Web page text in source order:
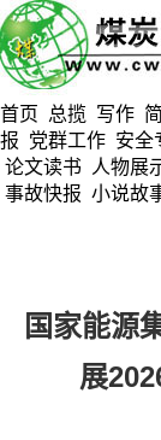
首页 总揽 写作
报 党群工作 安全
论文读书
人物展
事故快报 小说故
国家能源
展